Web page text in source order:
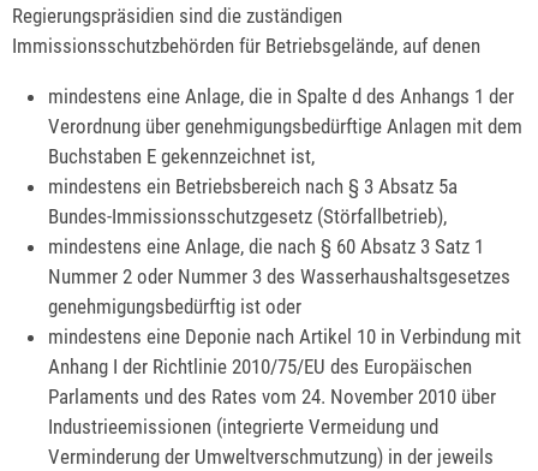
Regierungspräsidien sind die zuständigen
Immissionsschutzbehörden für Betriebsgelände, auf denen
mindestens eine Anlage, die in Spalte d des Anhangs 1 der
Verordnung über genehmigungsbedürftige Anlagen mit dem
Buchstaben E gekennzeichnet ist,
mindestens ein Betriebsbereich nach § 3 Absatz 5a
Bundes-Immissionsschutzgesetz (Störfallbetrieb),
mindestens eine Anlage, die nach § 60 Absatz 3 Satz 1
Nummer 2 oder Nummer 3 des Wasserhaushaltsgesetzes
genehmigungsbedürftig ist oder
mindestens eine Deponie nach Artikel 10 in Verbindung mit
Anhang I der Richtlinie 2010/75/EU des Europäischen
Parlaments und des Rates vom 24. November 2010 über
Industrieemissionen (integrierte Vermeidung und
Verminderung der Umweltverschmutzung) in der jeweils